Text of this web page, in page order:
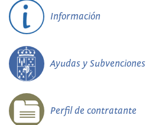
Información
Ayudas y Subvenciones
Perfil de contratante